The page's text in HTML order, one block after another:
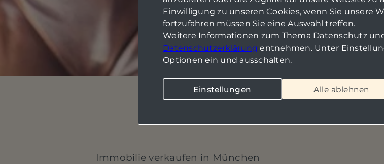
Immobilie verkaufen in München
Einwilligung zu unseren Cookies, wenn Sie unsere
fortzufahren müssen Sie eine Auswahl treffen.
Weitere Informationen zum Thema Datenschutz
Datenschutzerklärung entnehmen. Unter
Optionen ein und ausschalten.
Einstellungen Alle ablehnen